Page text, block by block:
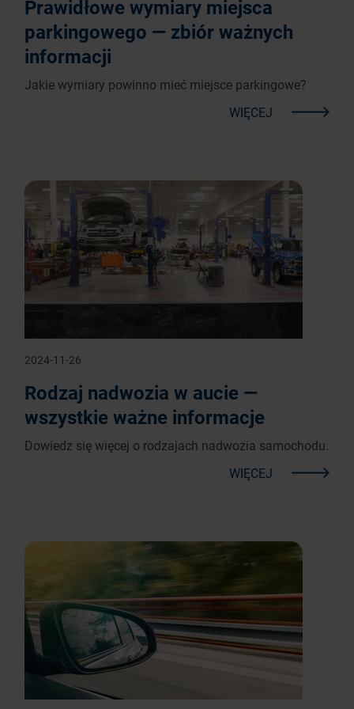
Prawidłowe wymiary miejsca
parkingowego — zbiór ważnych
informacji
Jakie wymiary powinno mieć miejsce parkingowe?
WIĘCEJ
2024-11-26
Rodzaj nadwozia w aucie —
wszystkie ważne informacje
Dowiedz się więcej o rodzajach nadwozia samochodu.
WIĘCEJ